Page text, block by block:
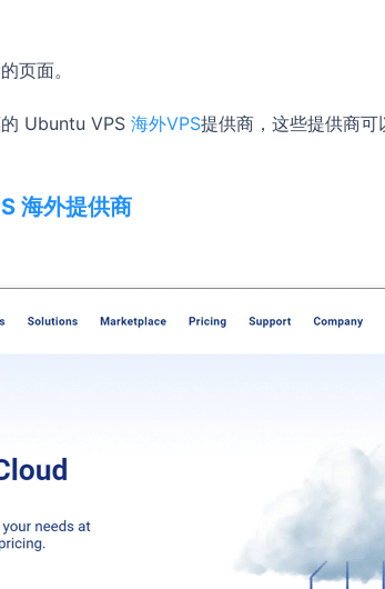
页面。
Ubuntu VPS 海外VPS提供商，这些提供商
海外提供商